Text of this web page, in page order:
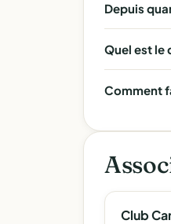
Depuis
Quel est le
Comment
Club